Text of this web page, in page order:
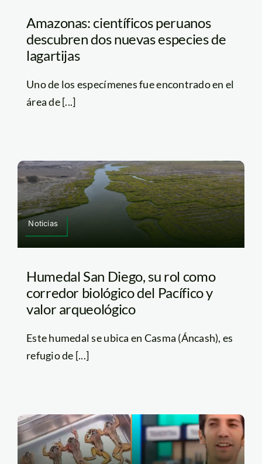
Amazonas: científicos peruanos
descubren dos nuevas especies de
lagartijas
Uno de los especímenes fue encontrado en el
área de [...]
Noticias
Humedal San Diego, su rol como
corredor biológico del Pacífico y
valor arqueológico
Este humedal se ubica en Casma (Áncash), es
refugio de [...]